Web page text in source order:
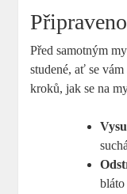
Před samotným
studené, ať se
kroků, jak se na
bláto